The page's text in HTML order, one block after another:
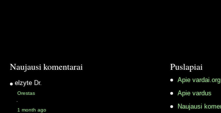
Naujausi komentarai
elzyte Dr.
Orestas
·
1 month ago
Puslapiai
Apie vardai.org
Apie vardus
Naujausi